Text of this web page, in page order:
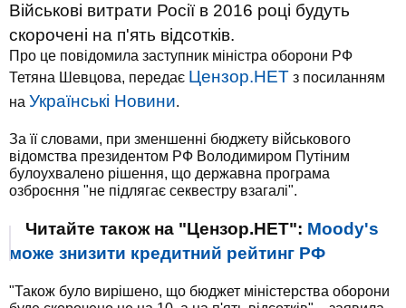
Військові витрати Росії в 2016 році будуть
скорочені на п'ять відсотків.
Про це повідомила заступник міністра оборони РФ
Тетяна Шевцова, передає Цензор.НЕТ з посиланням
на Українські Новини.
За її словами, при зменшенні бюджету військового
відомства президентом РФ Володимиром Путіним
булоухвалено рішення, що державна програма
озброєння "не підлягає секвестру взагалі".
Читайте також на "Цензор.НЕТ": Moody's
може знизити кредитний рейтинг РФ
"Також було вирішено, що бюджет міністерства оборони